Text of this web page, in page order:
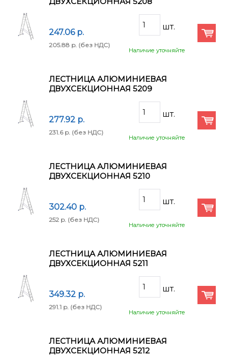
247.06 p.
205.88 p. (без НДС)
Наличие уточняйте
ЛЕСТНИЦА АЛЮМИНИЕВАЯ
ДВУХСЕКЦИОННАЯ 5209
277.92 p.
231.6 p. (без НДС)
Наличие уточняйте
ЛЕСТНИЦА АЛЮМИНИЕВАЯ
ДВУХСЕКЦИОННАЯ 5210
302.40 p.
252 p. (без НДС)
Наличие уточняйте
ЛЕСТНИЦА АЛЮМИНИЕВАЯ
ДВУХСЕКЦИОННАЯ 5211
349.32 p.
291.1 p. (без НДС)
Наличие уточняйте
ЛЕСТНИЦА АЛЮМИНИЕВАЯ
ДВУХСЕКЦИОННАЯ 5212